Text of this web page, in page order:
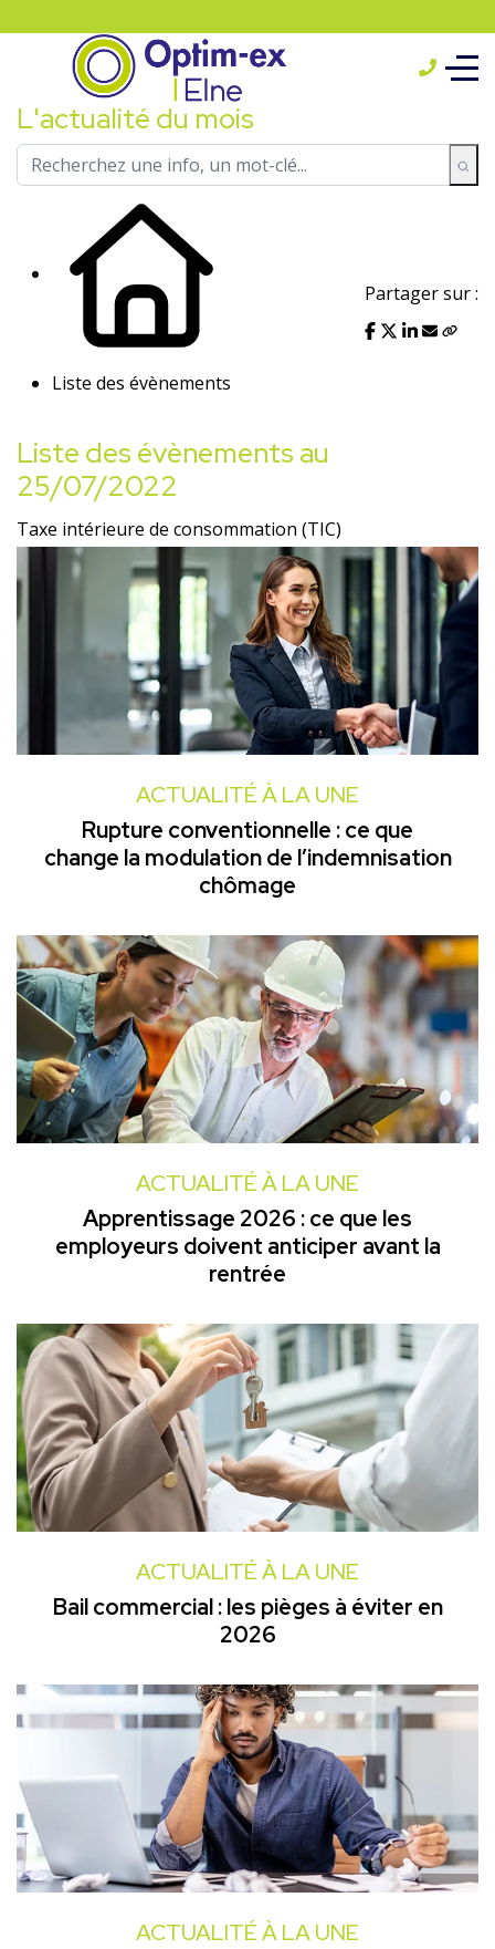
L'actualité du mois
Liste des évènements
Partager sur :
Liste des évènements au
25/07/2022
Taxe intérieure de consommation (TIC)
ACTUALITÉ À LA UNE
Rupture conventionnelle : ce que
change la modulation de l’indemnisation
chômage
ACTUALITÉ À LA UNE
Apprentissage 2026 : ce que les
employeurs doivent anticiper avant la
rentrée
ACTUALITÉ À LA UNE
Bail commercial : les pièges à éviter en
2026
ACTUALITÉ À LA UNE